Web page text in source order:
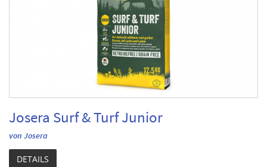
Josera Surf & Turf Junior
von Josera
DETAILS